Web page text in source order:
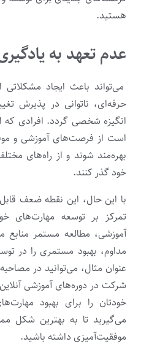
هستید.
عدم تعهد به
می‌تواند باعث ایجاد
حرفه‌ای، ناتوانی در پذیرش
انگیزه شخصی گردد. افرادی
است از فرصت‌های آموزشی و
بهره‌مند شوند و از راه‌های
خود گذر کنند.
با این حال، این نقطه ضعف قابل
تمرکز بر توسعه مهارت‌های
آموزشی، مطالعه مستمر منابع
مداوم، بهبود مستمری را در
عنوان مثال، می‌توانید در
شرکت در دوره‌های آموزشی
خودتان را برای بهبود
می‌گیرید تا به بهترین شکل
موفقیت‌آمیزی داشته باشید.